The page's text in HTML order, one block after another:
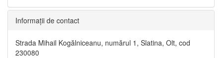
Informaţii de contact
Strada Mihail Kogălniceanu, numărul 1, Slatina, Olt, cod
230080